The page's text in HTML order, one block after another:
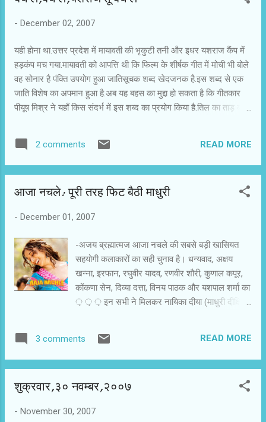
है.फिल्मों के लिओक्तंत्र में सबसे जयादा दर्शक बटोरने वाले अभिनेता को ही
कि प...
- December 02, 2007
यही होना था.उत्तर प्रदेश में मायावती की भृकुटी तनी और इधर यशराज कैंप में
हड़कंप मच गया.मायावती को आपत्ति थी कि फिल्म के शीर्षक गीत में मोची भी बोले
वह सोनार है पंक्ति उपयोग हुआ जातिसूचक शब्द खेदजनक है.इस शब्द से एक
जाति विशेष का अपमान हुआ है.अब यह बहस का मुद्दा हो सकता है कि गीतकार
पीयूष मिश्र ने यहाँ किस संदर्भ में इस शब्द का प्रयोग किया है.तिल का ताड़ बना
ही बात नही की जा सकती। हिन्दी साहित्य और लोकगीतों में खुल कर जाती
सूचक शब्दों का इस्तेमाल हुआ है.क्या हम सारे साहित्य से चुन-चुन कर ऐसे शब्दों
को निकालेंगे?और अगर निकाल दिए तो क्या साहित्य का वही मर्म रह जाएगा?
है.मायावती का विरोध करने के बजाए एक-दो स्वर उनके समर्थन में ही सुनाई पड़े
सकते। यशराज ने अपना पक्ष रखने के बजाए माफ़ी माँग लेने में भलाई
समझी.पहले फिल्मकार बहस करते थे,अपना पक्ष रखते थे और कोर्ट तक जाते
थे.उन्हें...
2 comments READ MORE
आजा नचले: पूरी तरह फिट बैठी माधुरी
- December 01, 2007
-अजय ब्रह्मात्मज आजा नचले की सबसे बड़ी खासियत
सहयोगी कलाकारों का सही चुनाव है। धन्यवाद, अक्षय
खन्ना, इरफान, रघुवीर यादव, रणवीर शौरी, कुणाल कपूर,
कोंकणा सेन, दिव्या दत्ता, विनय पाठक और यशपाल शर्मा का
़ ़ ़ इन सभी ने मिलकर नायिका दीया (माधुरी दीक्षित)
सबक ले सकती हैं कि दर्शकों के दिल-ओ-दिमाग पर छाने
के लिए कैसी लगन और कितनी मेहनत चाहिए। अनिल
जुलती है। वहां माहौल खेल का था, यहां माहौल नृत्य और
सवाल था कि पांच साल की वापसी के बाद माधुरी दीक्षित पर्दे
3 comments READ MORE
शुक्रवार,३० नवम्बर,२००७
- November 30, 2007